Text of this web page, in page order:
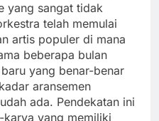
yang sangat tidak
telah memulai
artis populer di mana
beberapa bulan
yang benar-benar
aransemen
ada. Pendekatan ini
yang memiliki